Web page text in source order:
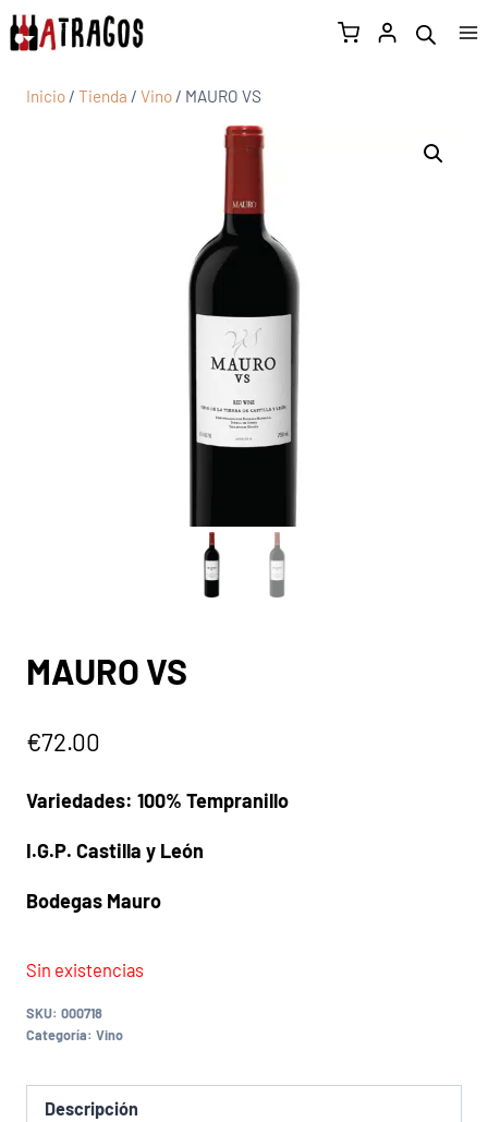
Inicio / Tienda / Vino / MAURO VS
MAURO VS
€72.00
Variedades: 100% Tempranillo
I.G.P. Castilla y León
Bodegas Mauro
Sin existencias
SKU: 000718
Categoría: Vino
Descripción